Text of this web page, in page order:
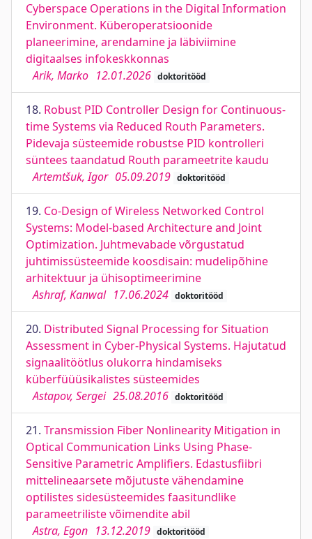
Cyberspace Operations in the Digital Information
Environment. Küberoperatsioonide
planeerimine, arendamine ja läbiviimine
digitaalses infokeskkonnas
Arik, Marko 12.01.2026 doktoritööd
18. Robust PID Controller Design for Continuous-
time Systems via Reduced Routh Parameters.
Pidevaja süsteemide robustse PID kontrolleri
süntees taandatud Routh parameetrite kaudu
Artemtšuk, Igor 05.09.2019 doktoritööd
19. Co-Design of Wireless Networked Control
Systems: Model-based Architecture and Joint
Optimization. Juhtmevabade võrgustatud
juhtimissüsteemide koosdisain: mudelipõhine
arhitektuur ja ühisoptimeerimine
Ashraf, Kanwal 17.06.2024 doktoritööd
20. Distributed Signal Processing for Situation
Assessment in Cyber-Physical Systems. Hajutatud
signaalitöötlus olukorra hindamiseks
küberfüüüsikalistes süsteemides
Astapov, Sergei 25.08.2016 doktoritööd
21. Transmission Fiber Nonlinearity Mitigation in
Optical Communication Links Using Phase-
Sensitive Parametric Amplifiers. Edastusfiibri
mittelineaarsete mõjutuste vähendamine
optilistes sidesüsteemides faasitundlike
parameetriliste võimendite abil
Astra, Egon 13.12.2019 doktoritööd